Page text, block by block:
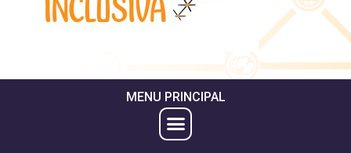
MENU PRINCIPAL